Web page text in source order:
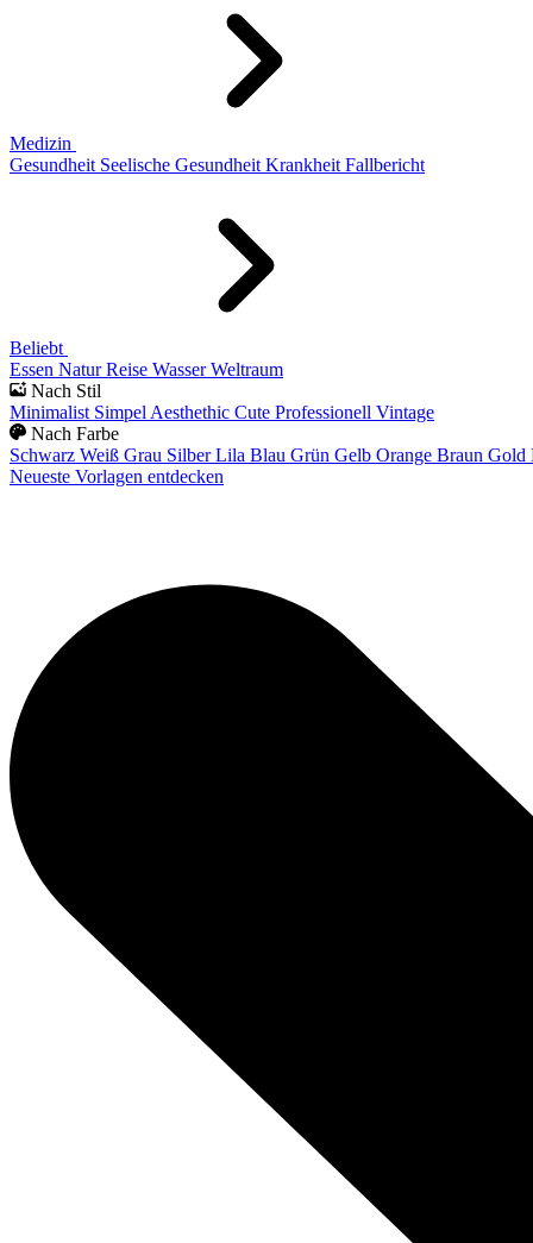
Medizin
Gesundheit Seelische Gesundheit Krankheit Fallbericht
Beliebt
Essen Natur Reise Wasser Weltraum
Nach Stil
Minimalist Simpel Aesthethic Cute Professionell Vintage
Nach Farbe
Schwarz Weiß Grau Silber Lila Blau Grün Gelb Orange Braun Gold
Neueste Vorlagen entdecken